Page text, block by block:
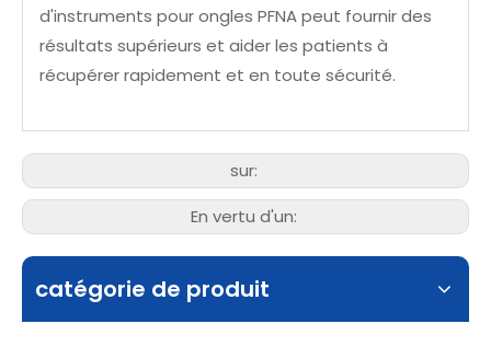
d'instruments pour ongles PFNA peut fournir des
résultats supérieurs et aider les patients à
récupérer rapidement et en toute sécurité.
sur:
En vertu d'un:
catégorie de produit